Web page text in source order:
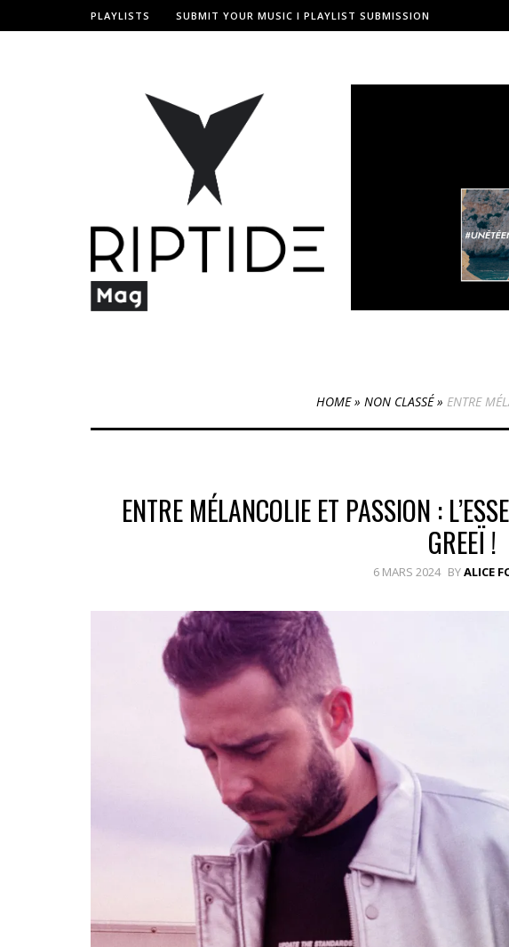
PLAYLISTS SUBMIT YOUR MUSIC I PLAYLIST SUBMISSION
HOME» NON CLASSÉ» ENTRE
ENTRE MÉLANCOLIE ET PASSION :
GREEÏ !
6 MARS 2024 BYALICE